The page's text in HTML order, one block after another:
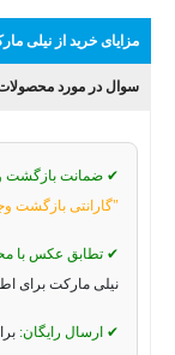
مزایای خرید از نیلی
سوال در مورد
✔ ضمانت بازگشت
"گارانتی بازگشت
✔ تطابق عکس با
نیلی مارکت برای
✔ ارسال رایگان: